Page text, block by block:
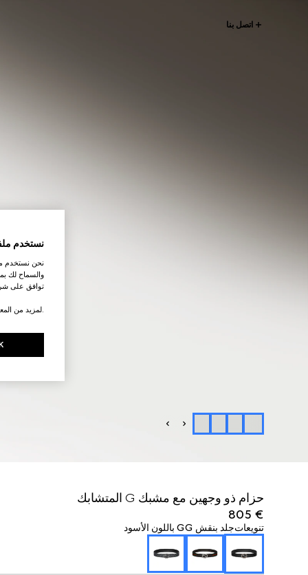
اتصل بنا
حزام ذو وجهين مع مشبك G المتشابك
€ 805
تنويعاتجلد بنقش GG باللون الأسود
نستخدم
نحن نستخدم
والسماح لك
توافق على
.لمزيد من